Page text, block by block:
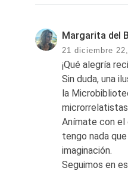
Margarita del
21 diciembre 22,
¡Qué alegría
Sin duda, una
la
Anímate con el
tengo nada
imaginación.
Seguimos en